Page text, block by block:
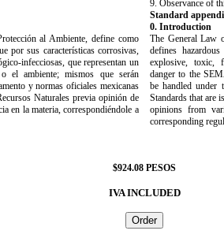
9. Observance of
Standard
0. Introduction
al Ambiente, define como
por sus características corrosivas,
infecciosas, que representan un
el ambiente; mismos que serán
y normas oficiales mexicanas
Naturales previa opinión de
en la materia, correspondiéndole a
The General Law
defines
explosive, toxic,
danger to the
be handled under
Standards that are
opinions from
corresponding
$924.08 PESOS
IVA INCLUDED